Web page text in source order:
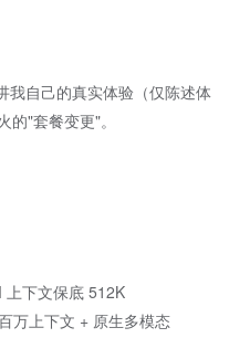
我自己的真实体验（仅陈述体
"套餐变更"。
上下文保底 512K
万上下文 + 原生多模态